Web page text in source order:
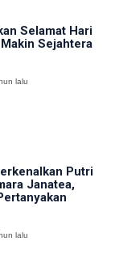
Selamat Hari
Sejahtera
lalu
Putri
Janatea,
lalu